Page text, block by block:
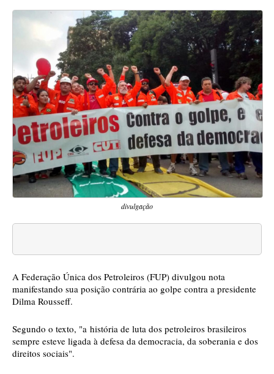
divulgação
A Federação Única dos Petroleiros (FUP) divulgou nota
manifestando sua posição contrária ao golpe contra a presidente
Dilma Rousseff.
Segundo o texto, "a história de luta dos petroleiros brasileiros
sempre esteve ligada à defesa da democracia, da soberania e dos
direitos sociais".